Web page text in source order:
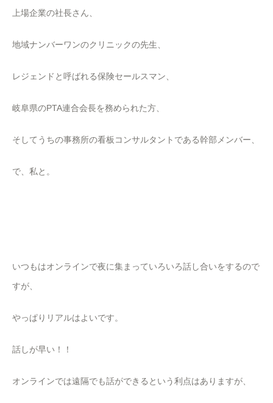
上場企業の社長さん、
地域ナンバーワンのクリニックの先生、
レジェンドと呼ばれる保険セールスマン、
岐阜県のPTA連合会長を務められた方、
そしてうちの事務所の看板コンサルタントである幹部メンバー、
で、私と。
いつもはオンラインで夜に集まっていろいろ話し合いをするので
すが、
やっぱりリアルはよいです。
話しが早い！！
オンラインでは遠隔でも話ができるという利点はありますが、